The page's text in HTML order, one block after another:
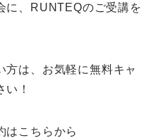
に、RUNTEQのご受講を
方は、お気軽に無料キャ
！
はこちらから